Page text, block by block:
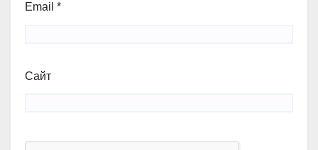
Email *
Сайт